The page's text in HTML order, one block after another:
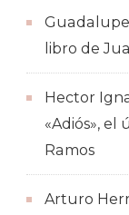
Guadalupe
libro de
Hector
«Adiós»,
Ramos
Arturo